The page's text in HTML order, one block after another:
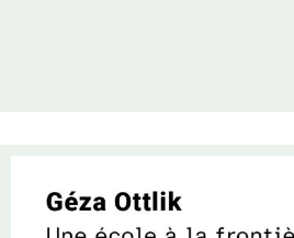
heureuse et insolite soutient et obsède
de ce bonheur qui, comme chez les